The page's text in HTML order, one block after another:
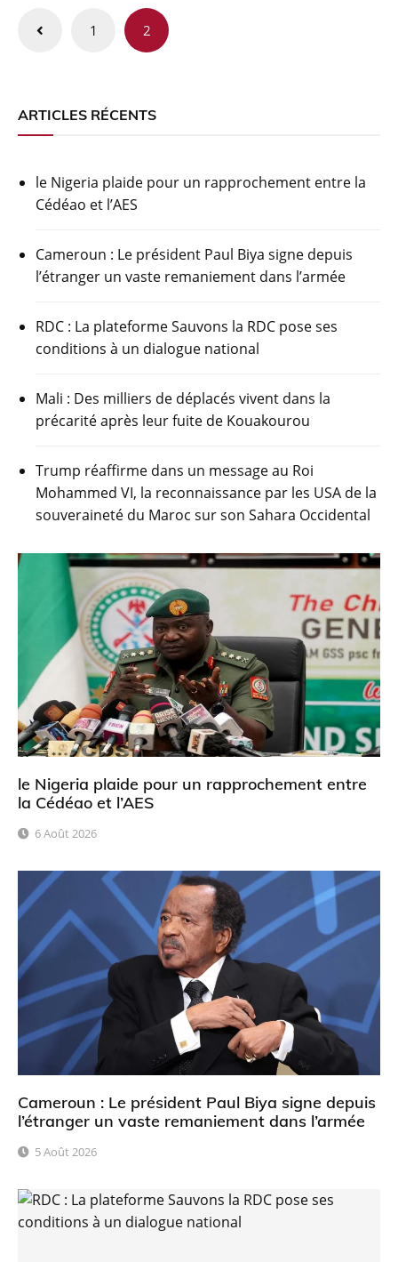
Pagination
1 2
ARTICLES RÉCENTS
le Nigeria plaide pour un rapprochement entre la
Cédéao et l’AES
Cameroun : Le président Paul Biya signe depuis
l’étranger un vaste remaniement dans l’armée
RDC : La plateforme Sauvons la RDC pose ses
conditions à un dialogue national
Mali : Des milliers de déplacés vivent dans la
précarité après leur fuite de Kouakourou
Trump réaffirme dans un message au Roi
Mohammed VI, la reconnaissance par les USA de la
souveraineté du Maroc sur son Sahara Occidental
le Nigeria plaide pour un rapprochement entre
la Cédéao et l’AES
6 Août 2026
Cameroun : Le président Paul Biya signe depuis
l’étranger un vaste remaniement dans l’armée
5 Août 2026